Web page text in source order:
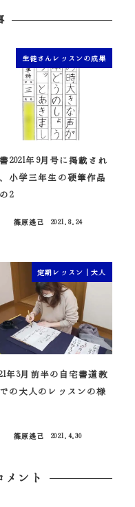
生徒さんレッスンの成果
2021年9月号に掲載され
小学三年生の硬筆作品
2
篠原遙己
2021.8.24
定期レッスン｜大人
年3月前半の自宅書道教
の大人のレッスンの様
篠原遙己
2021.4.30
メント